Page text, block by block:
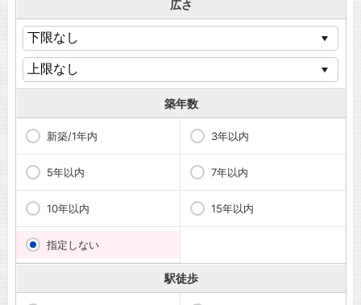
広さ
築年数
新築/1年内 3年以内
5年以内 7年以内
10年以内 15年以内
指定しない
駅徒歩